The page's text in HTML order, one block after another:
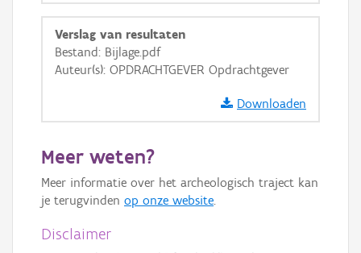
GRB-Basiskaart
GRB-Basiskaart in grijswaarden
Verslag van resultaten
Bestand: Bijlage.pdf
Auteur(s): OPDRACHTGEVER Opdrachtgever
Downloaden
Meer weten?
Meer informatie over het archeologisch traject kan
je terugvinden op onze website.
Disclaimer